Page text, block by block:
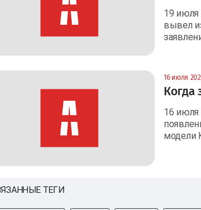
19 июля
вывел
16 июля
Когда
16 июля
модели
ТЕГИ